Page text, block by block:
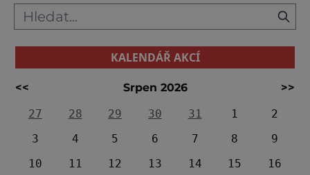
KALENDÁŘ AKCÍ
<< Srpen 2026
>>
27
28 29 30 31 1
2
3
4 5 6 7 8
9
10
11 12 13 14 15
16